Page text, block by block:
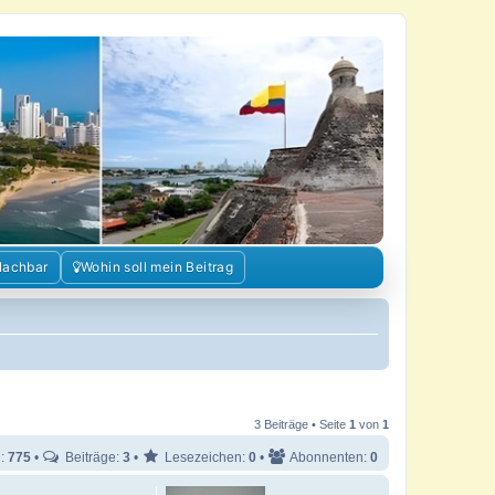
Wohin soll mein Beitrag
3 Beiträge • Seite 1 von 1
775 • Beiträge: 3 • Lesezeichen: 0 • Abonnenten: 0